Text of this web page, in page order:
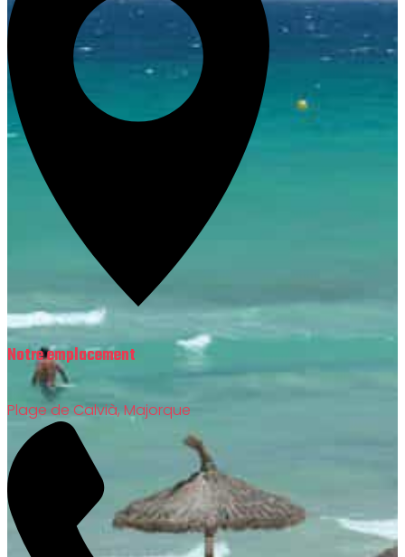
Notre emplacement
Plage de Calvià, Majorque